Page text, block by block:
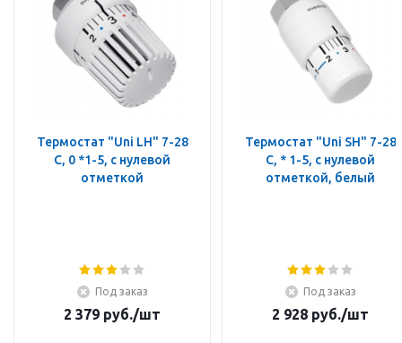
Термостат "Uni LH" 7-28
C, 0 *1-5, с нулевой
отметкой
Под заказ
2 379 руб./шт
Термостат "Uni SH" 7-28
C, * 1-5, с нулевой
отметкой, белый
Под заказ
2 928 руб./шт